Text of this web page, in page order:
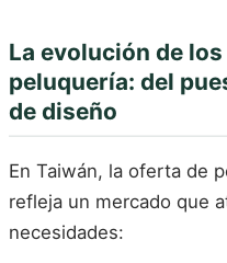
La evolución de
peluquería: del
de diseño
En Taiwán, la oferta de
refleja un mercado que
necesidades: